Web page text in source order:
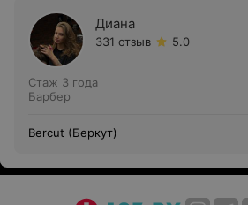
Диана
331 отзыв 5.0
Стаж 3 года
Барбер
Bercut (Беркут)